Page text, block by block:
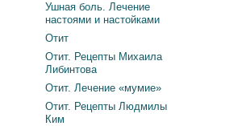
Ушная боль. Лечение
настоями и настойками
Отит
Отит. Рецепты Михаила
Либинтова
Отит. Лечение «мумие»
Отит. Рецепты Людмилы
Ким